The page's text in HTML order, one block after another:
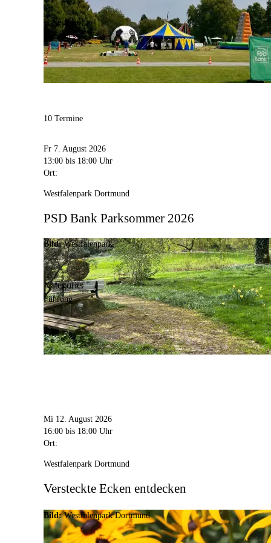
Kategorie:
Sonstiges
10 Termine
Fr 7. August 2026
13:00 bis 18:00 Uhr
Ort:
Westfalenpark Dortmund
PSD Bank Parksommer 2026
Bild: Westfalenpark
Kategorie:
Führung
Mi 12. August 2026
16:00 bis 18:00 Uhr
Ort:
Westfalenpark Dortmund
Versteckte Ecken entdecken
Bild: Westfalenpark Dortmund